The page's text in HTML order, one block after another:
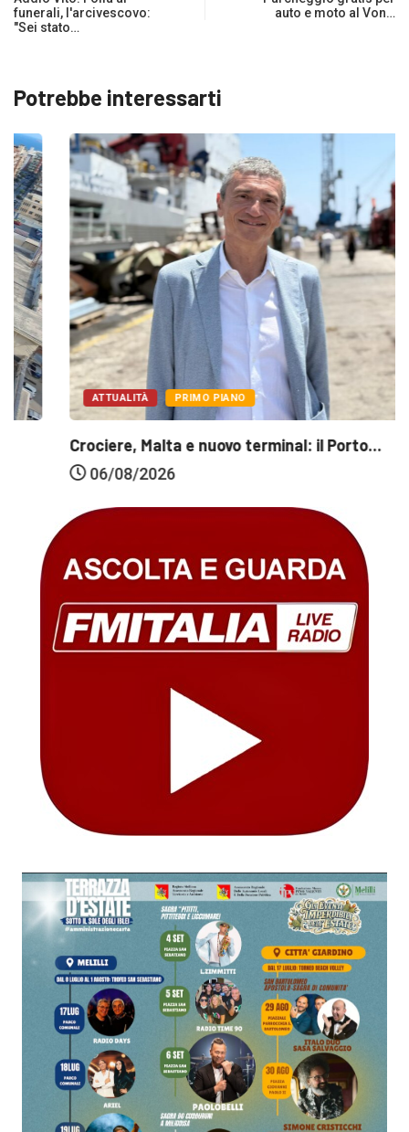
funerali, l'arcivescovo:
"Sei stato…
auto e moto al Von…
Potrebbe interessarti
ATTUALITÀ PRIMO PIANO
Crociere, Malta e nuovo terminal: il Porto...
06/08/2026